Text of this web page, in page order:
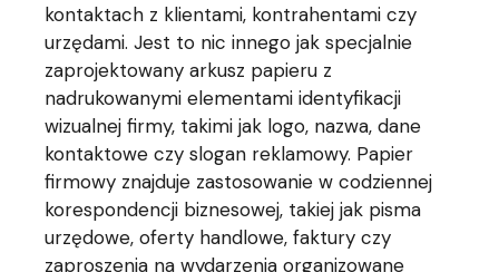
kontaktach z klientami, kontrahentami czy
urzędami. Jest to nic innego jak specjalnie
zaprojektowany arkusz papieru z
nadrukowanymi elementami identyfikacji
wizualnej firmy, takimi jak logo, nazwa, dane
kontaktowe czy slogan reklamowy. Papier
firmowy znajduje zastosowanie w codziennej
korespondencji biznesowej, takiej jak pisma
urzędowe, oferty handlowe, faktury czy
zaproszenia na wydarzenia organizowane